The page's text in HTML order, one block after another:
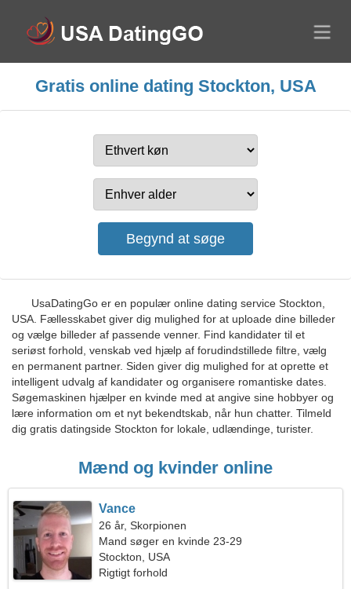
Gratis online dating Stockton, USA
UsaDatingGo er en populær online dating service Stockton,
USA. Fællesskabet giver dig mulighed for at uploade dine billeder
og vælge billeder af passende venner. Find kandidater til et
seriøst forhold, venskab ved hjælp af forudindstillede filtre, vælg
en permanent partner. Siden giver dig mulighed for at oprette et
intelligent udvalg af kandidater og organisere romantiske dates.
Søgemaskinen hjælper en kvinde med at angive sine hobbyer og
lære information om et nyt bekendtskab, når hun chatter. Tilmeld
dig gratis datingside Stockton for lokale, udlændinge, turister.
Mænd og kvinder online
Vance
26 år, Skorpionen
Mand søger en kvinde 23-29
Stockton, USA
Rigtigt forhold